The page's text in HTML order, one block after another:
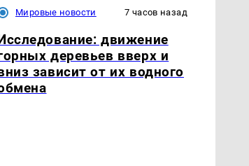
Мировые новости 7 часов назад
движение
деревьев вверх и
зависит от их водного